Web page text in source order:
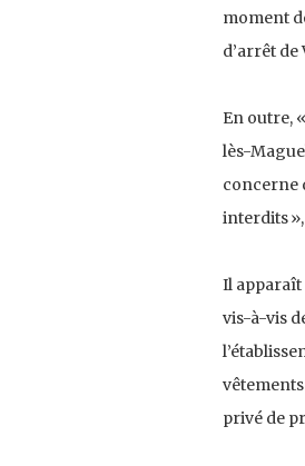
moment
d’arrêt
En outre,
lès-
concerne
interdits
Il apparaît
vis-à-vis
privé de